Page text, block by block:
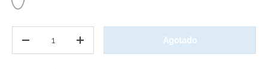
Blanco
Disminuir cantidadAumentar la cantidadAgotado